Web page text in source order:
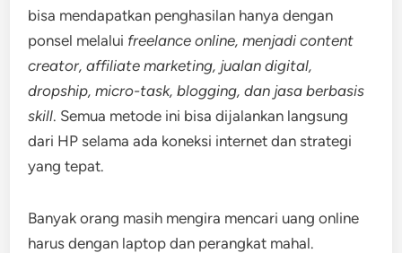
bisa mendapatkan penghasilan hanya dengan
ponsel melalui freelance online, menjadi content
creator, affiliate marketing, jualan digital,
dropship, micro-task, blogging, dan jasa berbasis
skill. Semua metode ini bisa dijalankan langsung
dari HP selama ada koneksi internet dan strategi
yang tepat.
Banyak orang masih mengira mencari uang online
harus dengan laptop dan perangkat mahal.